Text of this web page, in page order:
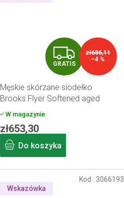
G
R
A
GRATIS
zł686,11
–4 %
Męskie skórzane siodełko
Brooks Flyer Softened aged
W magazynie
zł653,30
Do koszyka
Wskazówka
Kod : 3066193